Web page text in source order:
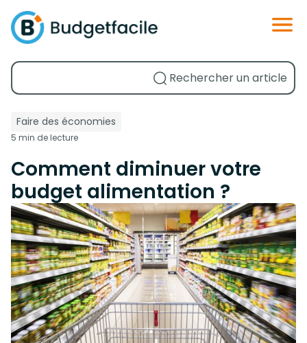
Faire des économies
5 min de lecture
Comment diminuer votre
budget alimentation ?